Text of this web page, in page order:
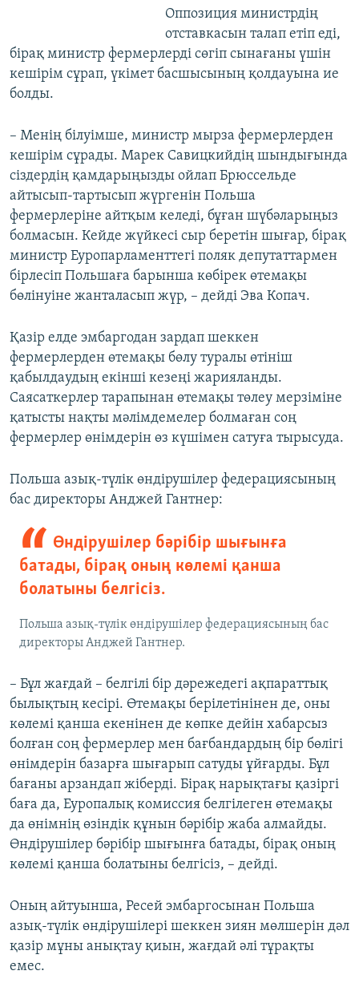
Оппозиция министрдің
отставкасын талап етіп еді,
бірақ министр фермерлерді сөгіп сынағаны үшін
кешірім сұрап, үкімет басшысының қолдауына ие
болды.
– Менің білуімше, министр мырза фермерлерден
кешірім сұрады. Марек Савицкийдің шындығында
сіздердің қамдарыңызды ойлап Брюссельде
айтысып-тартысып жүргенін Польша
фермерлеріне айтқым келеді, бұған шүбәларыңыз
болмасын. Кейде жүйкесі сыр беретін шығар, бірақ
министр Еуропарламенттегі поляк депутаттармен
бірлесіп Польшаға барынша көбірек өтемақы
бөлінуіне жанталасып жүр, – дейді Эва Копач.
Қазір елде эмбаргодан зардап шеккен
фермерлерден өтемақы бөлу туралы өтініш
қабылдаудың екінші кезеңі жарияланды.
Саясаткерлер тарапынан өтемақы төлеу мерзіміне
қатысты нақты мәлімдемелер болмаған соң
фермерлер өнімдерін өз күшімен сатуға тырысуда.
Польша азық-түлік өндірушілер федерациясының
бас директоры Анджей Гантнер:
Өндірушілер бәрібір шығынға
батады, бірақ оның көлемі қанша
болатыны белгісіз.
Польша азық-түлік өндірушілер федерациясының бас
директоры Анджей Гантнер.
– Бұл жағдай – белгілі бір дәрежедегі ақпараттық
былықтың кесірі. Өтемақы берілетінінен де, оны
көлемі қанша екенінен де көпке дейін хабарсыз
болған соң фермерлер мен бағбандардың бір бөлігі
өнімдерін базарға шығарып сатуды ұйғарды. Бұл
бағаны арзандап жіберді. Бірақ нарықтағы қазіргі
баға да, Еуропалық комиссия белгілеген өтемақы
да өнімнің өзіндік құнын бәрібір жаба алмайды.
Өндірушілер бәрібір шығынға батады, бірақ оның
көлемі қанша болатыны белгісіз, – дейді.
Оның айтуынша, Ресей эмбаргосынан Польша
азық-түлік өндірушілері шеккен зиян мөлшерін дәл
қазір мұны анықтау қиын, жағдай әлі тұрақты
емес.